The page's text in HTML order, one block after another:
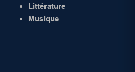
Littérature
Musique